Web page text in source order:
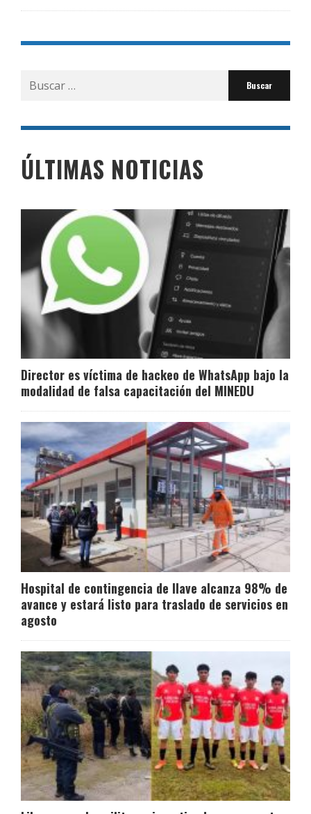
Buscar
por:
ÚLTIMAS NOTICIAS
Director es víctima de hackeo de WhatsApp bajo la
modalidad de falsa capacitación del MINEDU
Hospital de contingencia de Ilave alcanza 98% de
avance y estará listo para traslado de servicios en
agosto